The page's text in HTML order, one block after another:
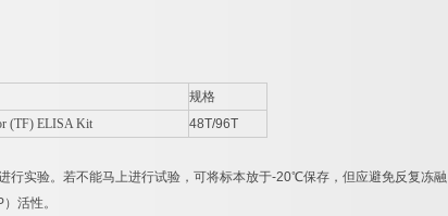
规格
(TF) ELISA Kit
48T/96T
行实验。若不能马上进行试验，可将标本放于-20℃保存，但应避免反复冻融
）活性。